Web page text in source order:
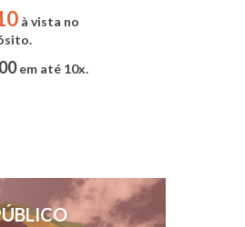
à vista no
em até 10x.